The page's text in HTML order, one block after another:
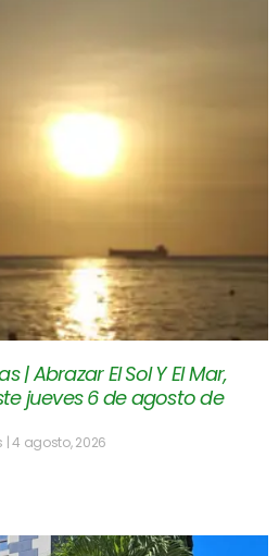
| Abrazar El Sol Y El Mar,
jueves 6 de agosto de
4 agosto, 2026